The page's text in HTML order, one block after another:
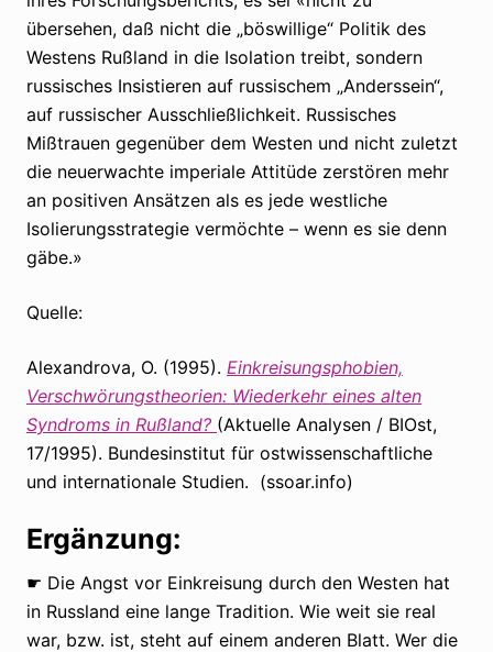
übersehen, daß nicht die „böswillige“ Politik des
Westens Rußland in die Isolation treibt, sondern
russisches Insistieren auf russischem „Anderssein“,
auf russischer Ausschließlichkeit. Russisches
Mißtrauen gegenüber dem Westen und nicht zuletzt
die neuerwachte imperiale Attitüde zerstören mehr
an positiven Ansätzen als es jede westliche
Isolierungsstrategie vermöchte – wenn es sie denn
gäbe.»
Quelle:
Alexandrova, O. (1995). Einkreisungsphobien,
Verschwörungstheorien: Wiederkehr eines alten
Syndroms in Rußland? (Aktuelle Analysen / BIOst,
17/1995). Bundesinstitut für ostwissenschaftliche
und internationale Studien. (ssoar.info)
Ergänzung:
☛ Die Angst vor Einkreisung durch den Westen hat
in Russland eine lange Tradition. Wie weit sie real
war, bzw. ist, steht auf einem anderen Blatt. Wer die